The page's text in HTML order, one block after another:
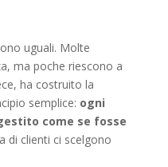
uguali. Molte
ma poche riescono a
ha costruito la
semplice: ogni
come se fosse
di clienti ci scelgono